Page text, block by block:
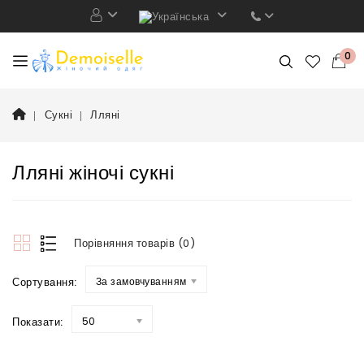
0
Сукні Лляні
Лляні жіночі сукні
Порівняння товарів (0)
Сортування: За замовчуванням
Показати: 50